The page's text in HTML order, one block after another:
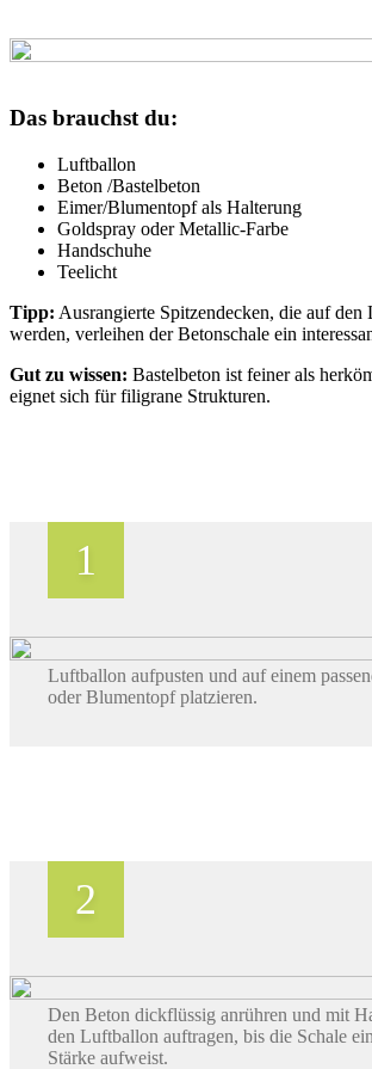
Das brauchst du:
Luftballon
Beton /Bastelbeton
Eimer/Blumentopf als Halterung
Goldspray oder Metallic-Farbe
Handschuhe
Teelicht
Tipp: Ausrangierte Spitzendecken, die auf
werden, verleihen der Betonschale ein
Gut zu wissen: Bastelbeton ist feiner als
eignet sich für filigrane Strukturen.
Luftballon aufpusten und auf einem
oder Blumentopf platzieren.
Den Beton dickflüssig anrühren und mit
den Luftballon auftragen, bis die Schale
Stärke aufweist.